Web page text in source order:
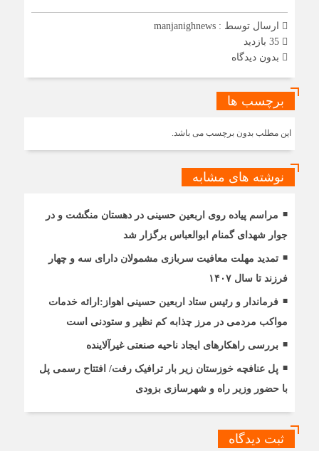
ارسال توسط : manjanighnews
بدون دیدگاه
برچسب ها
این مطلب بدون برچسب می باشد.
نوشته های مشابه
مراسم پیاده روی اربعین حسینی در دهستان منگشت و در
جوار شهدای گمنام ابوالعباس برگزار شد
تمدید مهلت معافیت سربازی مشمولان دارای سه و چهار
فرزند تا سال ۱۴۰۷
فرماندار و رئیس ستاد اربعین حسینی اهواز:ارائه خدمات
مواکب مردمی در مرز چذابه کم نظیر و ستودنی است
بررسی راهکارهای ایجاد ناحیه صنعتی غیرآلاینده
پل عنافچه خوزستان زیر بار ترافیک رفت/ افتتاح رسمی پل
با حضور وزیر راه و شهرسازی بزودی
ثبت دیدگاه